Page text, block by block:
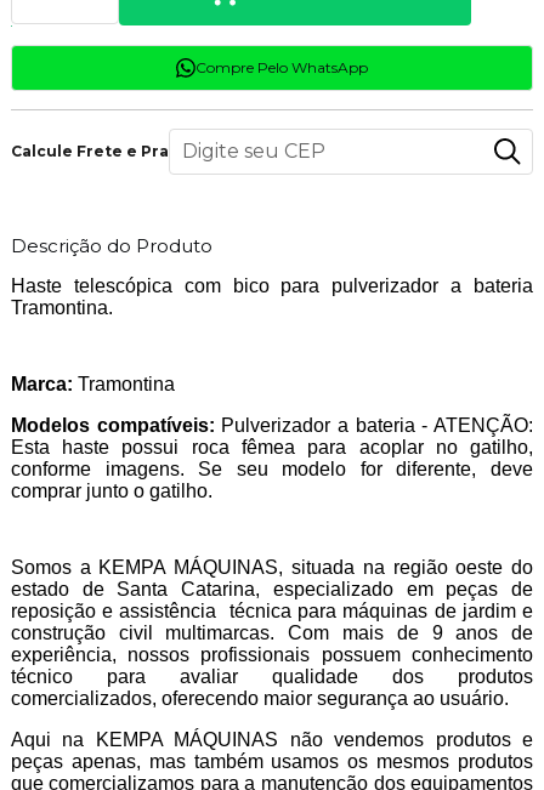
Compre Pelo WhatsApp
Calcule Frete e Prazo
Descrição do Produto
Haste telescópica com bico para pulverizador a bateria
Tramontina.
Marca: Tramontina
Modelos compatíveis: Pulverizador a bateria - ATENÇÃO:
Esta haste possui roca fêmea para acoplar no gatilho,
conforme imagens. Se seu modelo for diferente, deve
comprar junto o gatilho.
Somos a KEMPA MÁQUINAS, situada na região oeste do
estado de Santa Catarina, especializado em peças de
reposição e assistência técnica para máquinas de jardim e
construção civil multimarcas. Com mais de 9 anos de
experiência, nossos profissionais possuem conhecimento
técnico para avaliar qualidade dos produtos
comercializados, oferecendo maior segurança ao usuário.
Aqui na KEMPA MÁQUINAS não vendemos produtos e
peças apenas, mas também usamos os mesmos produtos
que comercializamos para a manutenção dos equipamentos